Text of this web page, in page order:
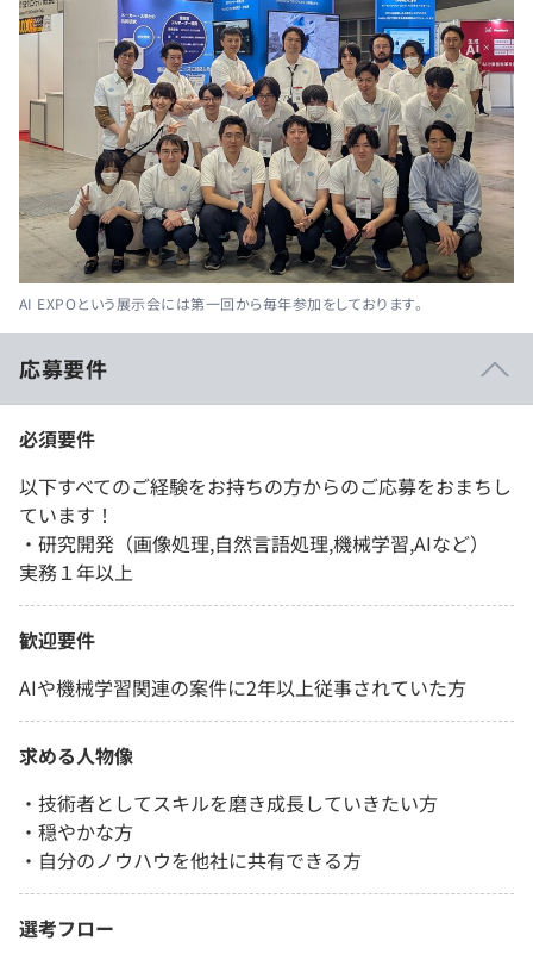
AI EXPOという展示会には第一回から毎年参加をしております。
応募要件
必須要件
以下すべてのご経験をお持ちの方からのご応募をおまちし
ています！
・研究開発（画像処理,自然言語処理,機械学習,AIなど）
実務１年以上
歓迎要件
AIや機械学習関連の案件に2年以上従事されていた方
求める人物像
・技術者としてスキルを磨き成長していきたい方
・穏やかな方
・自分のノウハウを他社に共有できる方
選考フロー